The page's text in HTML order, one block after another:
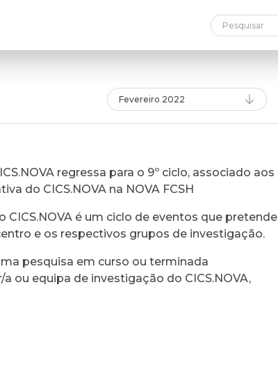
Fevereiro 2022
regressa para o 9º ciclo, associado aos
do CICS.NOVA na NOVA FCSH
é um ciclo de eventos que pretende
e os respectivos grupos de investigação.
pesquisa em curso ou terminada
ou equipa de investigação do CICS.NOVA,